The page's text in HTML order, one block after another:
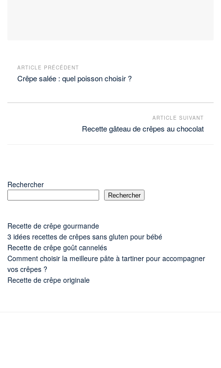
ARTICLE PRÉCÉDENT
Crêpe salée : quel poisson choisir ?
ARTICLE SUIVANT
Recette gâteau de crêpes au chocolat
Rechercher
Rechercher
Recette de crêpe gourmande
3 idées recettes de crêpes sans gluten pour bébé
Recette de crêpe goût cannelés
Comment choisir la meilleure pâte à tartiner pour accompagner
vos crêpes ?
Recette de crêpe originale